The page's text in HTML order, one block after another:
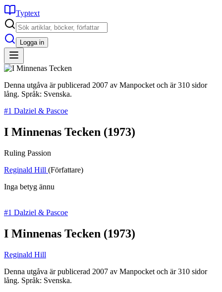
Typtext
Logga in
Denna utgåva är publicerad 2007 av Manpocket och är 310 sidor
lång. Språk: Svenska.
#1 Dalziel & Pascoe
I Minnenas Tecken (1973)
Ruling Passion
Reginald Hill (Författare)
Inga betyg ännu
#1 Dalziel & Pascoe
I Minnenas Tecken (1973)
Reginald Hill
Denna utgåva är publicerad 2007 av Manpocket och är 310 sidor
lång. Språk: Svenska.